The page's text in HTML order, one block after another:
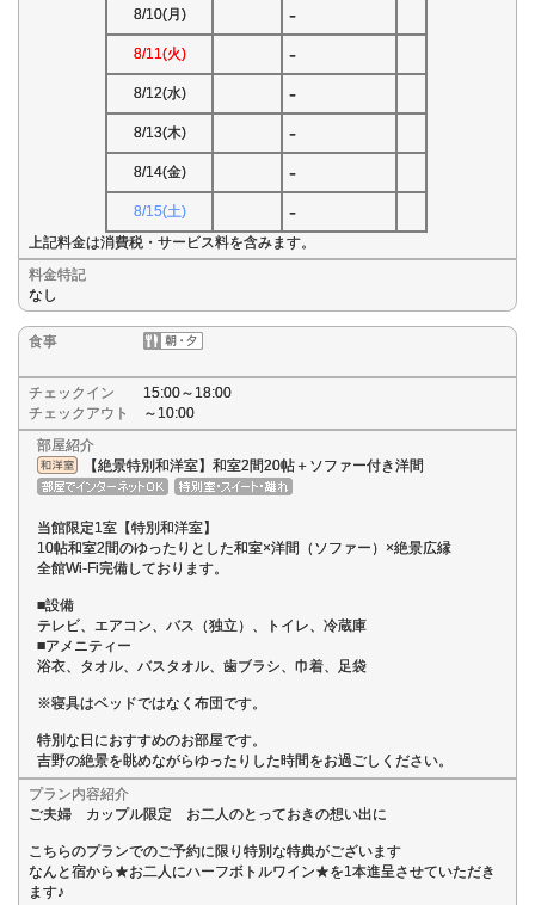
8/10(月) -
8/11(火) -
8/12(水) -
8/13(木) -
8/14(金) -
8/15(土) -
上記料金は消費税・サービス料を含みます。
料金特記
なし
食事
チェックイン
15:00～18:00
チェックアウト
～10:00
部屋紹介
【絶景特別和洋室】和室2間20帖＋ソファー付き洋間
当館限定1室【特別和洋室】
10帖和室2間のゆったりとした和室×洋間（ソファー）×絶景広縁
全館Wi-Fi完備しております。
■設備
テレビ、エアコン、バス（独立）、トイレ、冷蔵庫
■アメニティー
浴衣、タオル、バスタオル、歯ブラシ、巾着、足袋
※寝具はベッドではなく布団です。
特別な日におすすめのお部屋です。
吉野の絶景を眺めながらゆったりした時間をお過ごしください。
プラン内容紹介
ご夫婦 カップル限定 お二人のとっておきの想い出に
こちらのプランでのご予約に限り特別な特典がございます
なんと宿から★お二人にハーフボトルワイン★を1本進呈させていただき
ます♪